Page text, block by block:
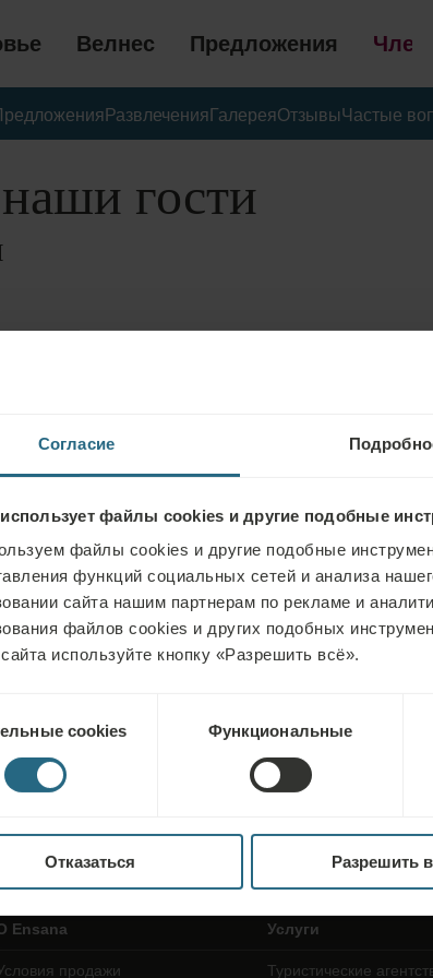
Согласие
использует файлы cookies и другие подобные
файлы cookies и другие подобные
функций социальных сетей и анализа
сайта нашим партнерам по рекламе и
файлов cookies и других подобных
используйте кнопку «Разрешить всё».
cookies Функциональные
Отказаться Разрешить
Велнес Предложения
Развлечения ГалереяОтзывыЧастые
гости
вопросу,
услугами.
программой
Бронирование
Вы можете забронировать наши
здесь. Если вы хотите
лояльности и получать
просто быть в курсе всех
здесь.
Ensana
продажи
Услуги
Туристические